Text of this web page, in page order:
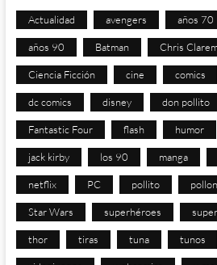
Actualidad avengers años 70
años 90 Batman Chris
Ciencia Ficción cine comics
dc comics disney don pollito
Fantastic Four flash humor
jack kirby los 90 manga
netflix PC pollito pollon
Star Wars superhéroes
thor tiras tuna tunos